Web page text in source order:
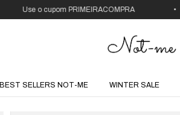
Use o cupom PRIMEIRACOMPRA
BEST SELLERS NOT-ME WINTER SALE